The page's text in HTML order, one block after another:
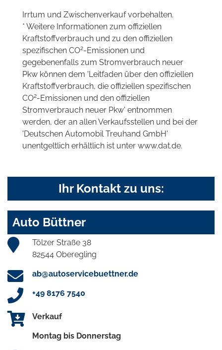
Irrtum und Zwischenverkauf vorbehalten.
* Weitere Informationen zum offiziellen
Kraftstoffverbrauch und zu den offiziellen
spezifischen CO2-Emissionen und
gegebenenfalls zum Stromverbrauch neuer
Pkw können dem 'Leitfaden über den offiziellen
Kraftstoffverbrauch, die offiziellen spezifischen
CO2-Emissionen und den offiziellen
Stromverbrauch neuer Pkw' entnommen
werden, der an allen Verkaufsstellen und bei der
'Deutschen Automobil Treuhand GmbH'
unentgeltlich erhältlich ist unter www.dat.de.
Ihr Kontakt zu uns:
Auto Büttner
Tölzer Straße 38
82544 Oberegling
ab@autoservicebuettner.de
+49 8176 7540
Verkauf
Montag bis Donnerstag